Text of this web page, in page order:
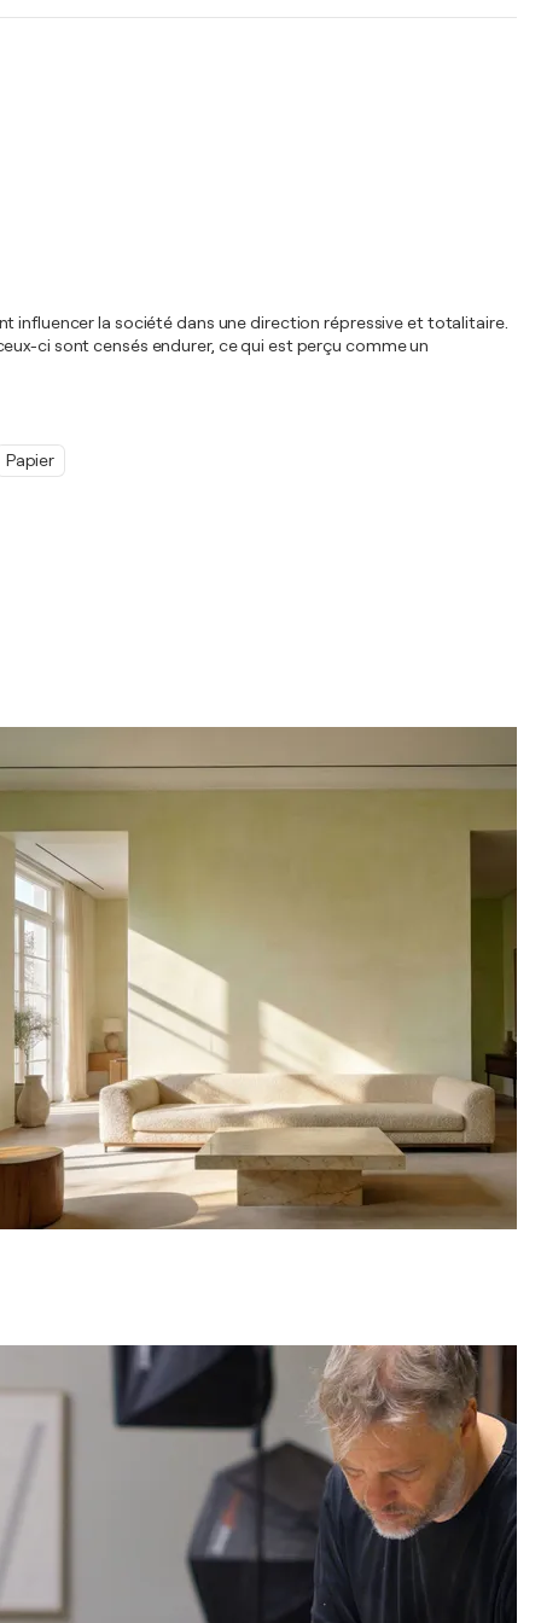
influencer la société dans une direction répressive et totalitaire.
ci sont censés endurer, ce qui est perçu comme un
Papier